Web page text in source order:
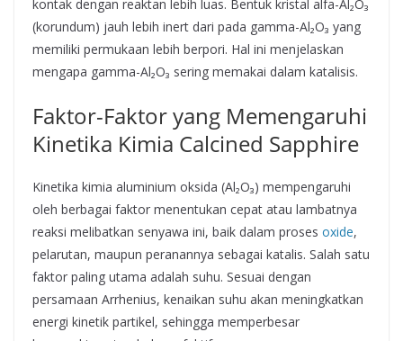
kontak dengan reaktan lebih luas. Bentuk kristal alfa-Al₂O₃
(korundum) jauh lebih inert dari pada gamma-Al₂O₃ yang
memiliki permukaan lebih berpori. Hal ini menjelaskan
mengapa gamma-Al₂O₃ sering memakai dalam katalisis.
Faktor-Faktor yang Memengaruhi
Kinetika Kimia Calcined Sapphire
Kinetika kimia aluminium oksida (Al₂O₃) mempengaruhi
oleh berbagai faktor menentukan cepat atau lambatnya
reaksi melibatkan senyawa ini, baik dalam proses oxide,
pelarutan, maupun peranannya sebagai katalis. Salah satu
faktor paling utama adalah suhu. Sesuai dengan
persamaan Arrhenius, kenaikan suhu akan meningkatkan
energi kinetik partikel, sehingga memperbesar